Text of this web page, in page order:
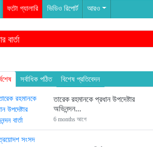
ফটো গ্যালারি ভিডিও রিপোর্ট আরও
বার্তা
৩ এমপি
সর্বাধিক পঠিত বিশেষ প্রতিবেদন
তারেক রহমানকে প্রধান উপদেষ্টার
অভিনন্দন...
6 months আগে